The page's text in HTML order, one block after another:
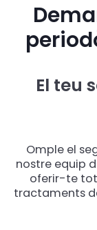
El teu
Omple el
nostre equip
oferir-te
tractaments